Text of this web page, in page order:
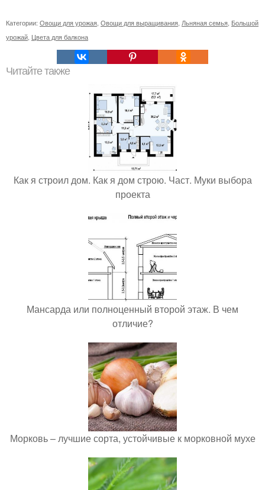
Категории: Овощи для урожая, Овощи для выращивания, Льняная семья, Большой
урожай, Цвета для балкона
Читайте также
Как я строил дом. Как я дом строю. Част. Муки выбора
проекта
Мансарда или полноценный второй этаж. В чем
отличие?
Морковь – лучшие сорта, устойчивые к морковной мухе